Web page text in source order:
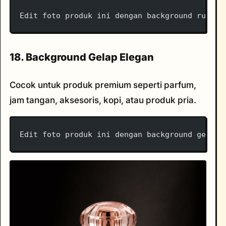
Edit foto produk ini dengan background
18. Background Gelap Elegan
Cocok untuk produk premium seperti parfum,
jam tangan, aksesoris, kopi, atau produk pria.
Edit foto produk ini dengan background